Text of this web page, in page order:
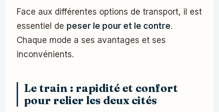
Face aux différentes options de transport, il est
essentiel de peser le pour et le contre.
Chaque mode a ses avantages et ses
inconvénients.
Le train : rapidité et confort
pour relier les deux cités